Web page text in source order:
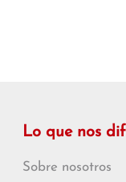
Lo que nos
Sobre nosotros